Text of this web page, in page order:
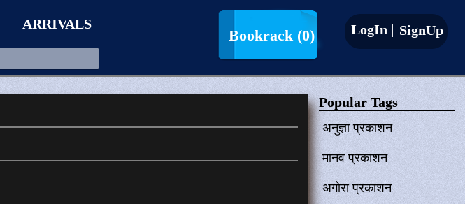
ARRIVALS
Bookrack (0) LogIn | SignUp
Popular Tags
अनुज्ञा प्रकाशन
मानव प्रकाशन
अगोरा प्रकाशन